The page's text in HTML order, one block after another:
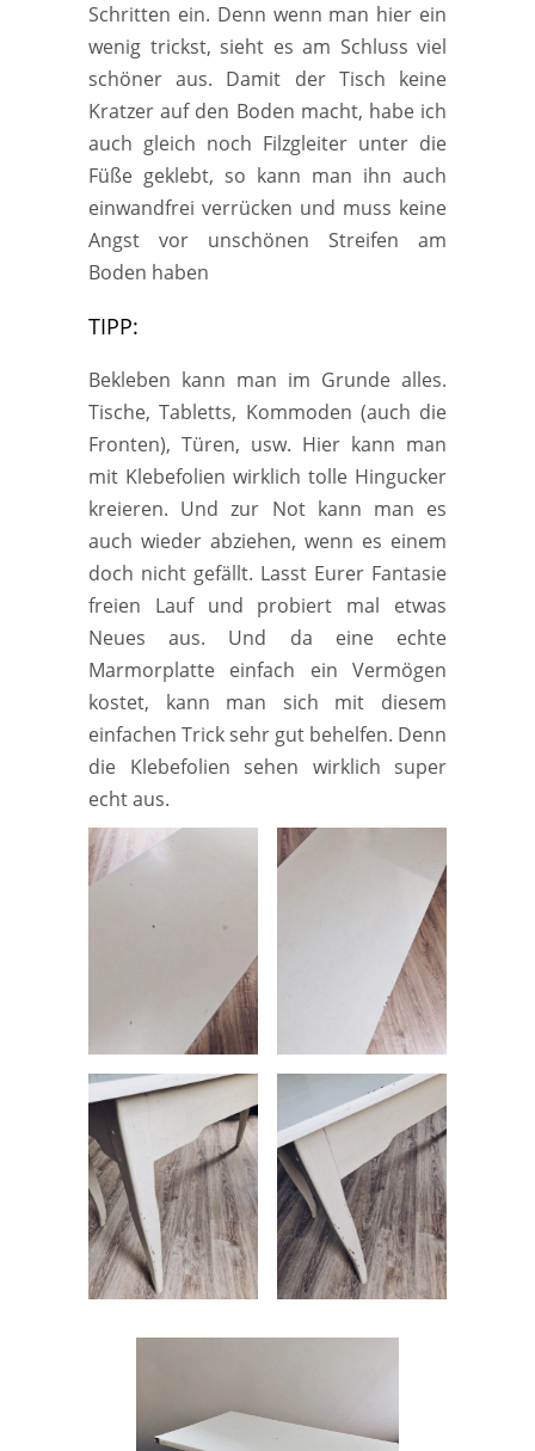
Schritten ein. Denn wenn man hier ein
wenig trickst, sieht es am Schluss viel
schöner aus. Damit der Tisch keine
Kratzer auf den Boden macht, habe ich
auch gleich noch Filzgleiter unter die
Füße geklebt, so kann man ihn auch
einwandfrei verrücken und muss keine
Angst vor unschönen Streifen am
Boden haben
TIPP:
Bekleben kann man im Grunde alles.
Tische, Tabletts, Kommoden (auch die
Fronten), Türen, usw. Hier kann man
mit Klebefolien wirklich tolle Hingucker
kreieren. Und zur Not kann man es
auch wieder abziehen, wenn es einem
doch nicht gefällt. Lasst Eurer Fantasie
freien Lauf und probiert mal etwas
Neues aus. Und da eine echte
Marmorplatte einfach ein Vermögen
kostet, kann man sich mit diesem
einfachen Trick sehr gut behelfen. Denn
die Klebefolien sehen wirklich super
echt aus.